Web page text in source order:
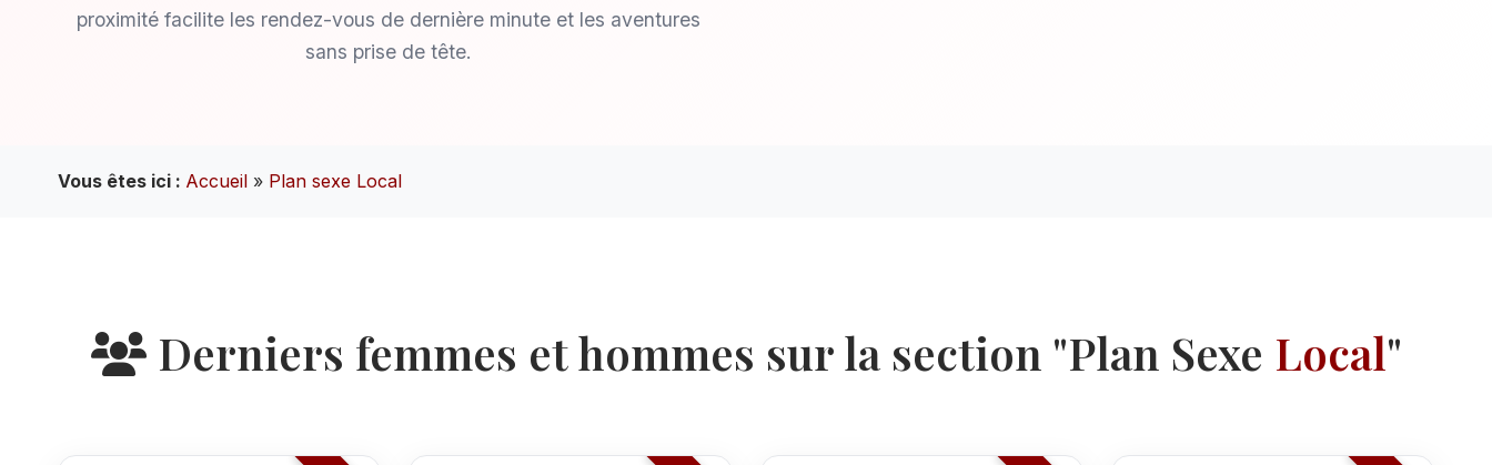
proximité facilite les rendez-vous de dernière minute et les aventures
sans prise de tête.
Vous êtes ici : Accueil » Plan sexe Local
Derniers femmes et hommes sur la section "Plan Sexe Local"